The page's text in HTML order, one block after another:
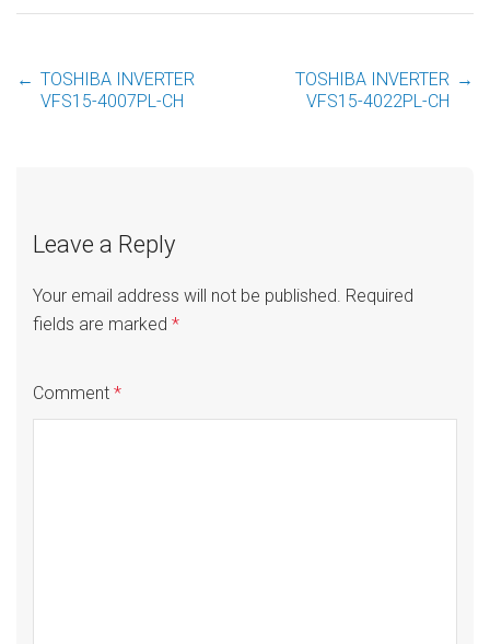
Post
← TOSHIBA INVERTER
VFS15-4007PL-CH
TOSHIBA INVERTER
VFS15-4022PL-CH
→
Leave a Reply
Your email address will not be published. Required
fields are marked *
Comment *